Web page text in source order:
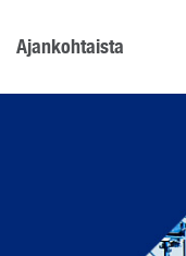
Ajankohtaista